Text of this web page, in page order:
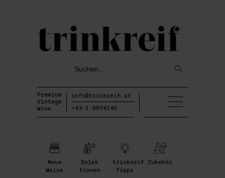
for:
Button
Premium
Vintage
Wine
info@trinkreif.at
+43-1-9974145
Neue
Weine
Selek
tionen
trinkreif
Tipps
Zubehör